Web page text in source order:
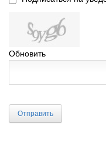
Обновить
Отправить